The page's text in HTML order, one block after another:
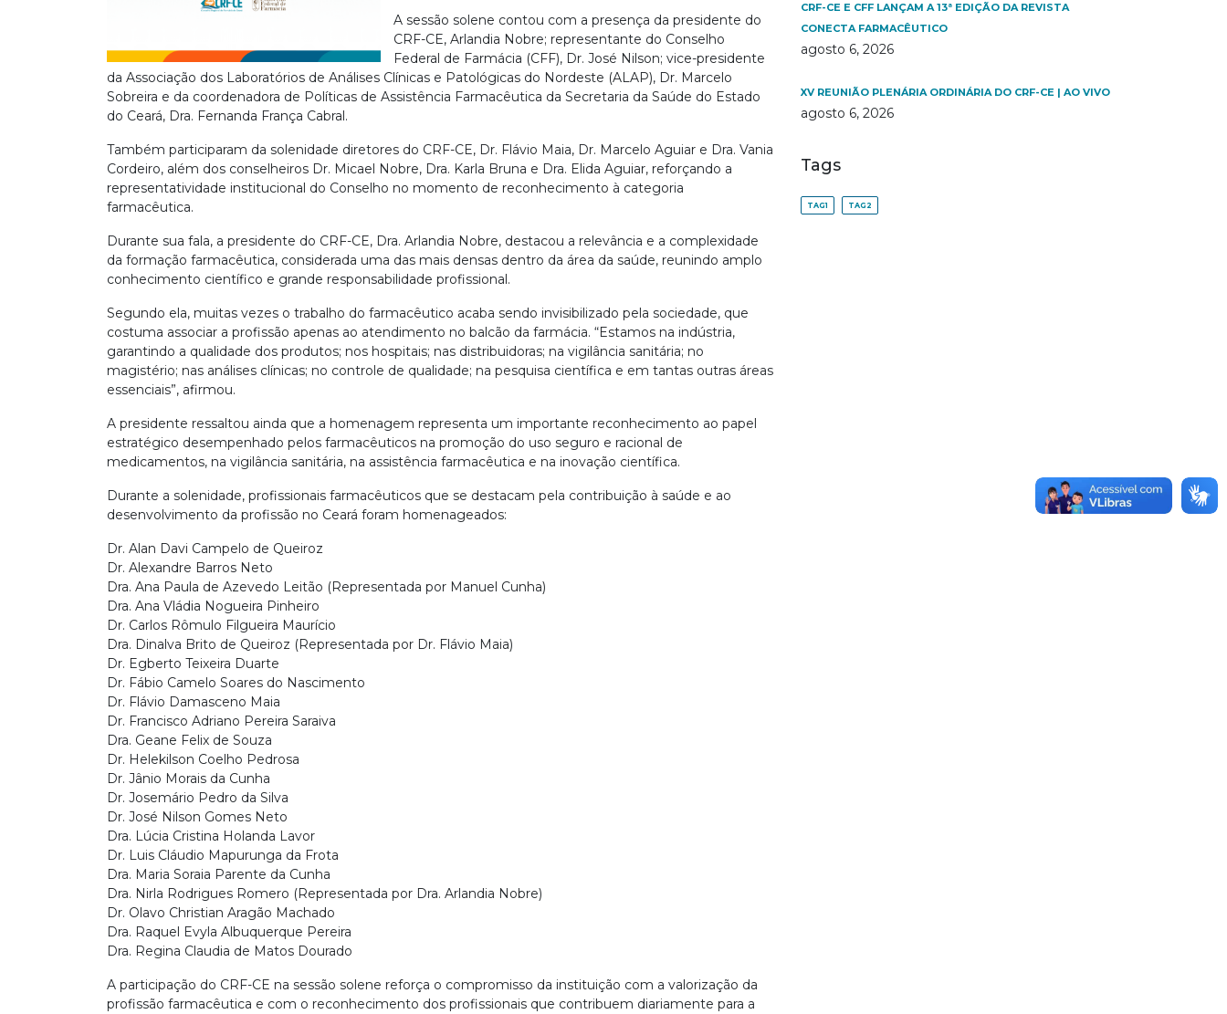
A sessão solene contou com a presença da presidente do
CRF-CE, Arlandia Nobre; representante do Conselho
Federal de Farmácia (CFF), Dr. José Nilson; vice-presidente
da Associação dos Laboratórios de Análises Clínicas e Patológicas do Nordeste (ALAP), Dr. Marcelo
Sobreira e da coordenadora de Políticas de Assistência Farmacêutica da Secretaria da Saúde do Estado
do Ceará, Dra. Fernanda França Cabral.
Também participaram da solenidade diretores do CRF-CE, Dr. Flávio Maia, Dr. Marcelo Aguiar e Dra. Vania
Cordeiro, além dos conselheiros Dr. Micael Nobre, Dra. Karla Bruna e Dra. Elida Aguiar, reforçando a
representatividade institucional do Conselho no momento de reconhecimento à categoria
farmacêutica.
Durante sua fala, a presidente do CRF-CE, Dra. Arlandia Nobre, destacou a relevância e a complexidade
da formação farmacêutica, considerada uma das mais densas dentro da área da saúde, reunindo amplo
conhecimento científico e grande responsabilidade profissional.
Segundo ela, muitas vezes o trabalho do farmacêutico acaba sendo invisibilizado pela sociedade, que
costuma associar a profissão apenas ao atendimento no balcão da farmácia. “Estamos na indústria,
garantindo a qualidade dos produtos; nos hospitais; nas distribuidoras; na vigilância sanitária; no
magistério; nas análises clínicas; no controle de qualidade; na pesquisa científica e em tantas outras áreas
essenciais”, afirmou.
A presidente ressaltou ainda que a homenagem representa um importante reconhecimento ao papel
estratégico desempenhado pelos farmacêuticos na promoção do uso seguro e racional de
medicamentos, na vigilância sanitária, na assistência farmacêutica e na inovação científica.
Durante a solenidade, profissionais farmacêuticos que se destacam pela contribuição à saúde e ao
desenvolvimento da profissão no Ceará foram homenageados:
Dr. Alan Davi Campelo de Queiroz
Dr. Alexandre Barros Neto
Dra. Ana Paula de Azevedo Leitão (Representada por Manuel Cunha)
Dra. Ana Vládia Nogueira Pinheiro
Dr. Carlos Rômulo Filgueira Maurício
Dra. Dinalva Brito de Queiroz (Representada por Dr. Flávio Maia)
Dr. Egberto Teixeira Duarte
Dr. Fábio Camelo Soares do Nascimento
Dr. Flávio Damasceno Maia
Dr. Francisco Adriano Pereira Saraiva
Dra. Geane Felix de Souza
Dr. Helekilson Coelho Pedrosa
Dr. Jânio Morais da Cunha
Dr. Josemário Pedro da Silva
Dr. José Nilson Gomes Neto
Dra. Lúcia Cristina Holanda Lavor
Dr. Luis Cláudio Mapurunga da Frota
Dra. Maria Soraia Parente da Cunha
Dra. Nirla Rodrigues Romero (Representada por Dra. Arlandia Nobre)
Dr. Olavo Christian Aragão Machado
Dra. Raquel Evyla Albuquerque Pereira
Dra. Regina Claudia de Matos Dourado
A participação do CRF-CE na sessão solene reforça o compromisso da instituição com a valorização da
profissão farmacêutica e com o reconhecimento dos profissionais que contribuem diariamente para a
CRF-CE E CFF LANÇAM A 13ª EDIÇÃO DA REVISTA
CONECTA FARMACÊUTICO
agosto 6, 2026
XV REUNIÃO PLENÁRIA ORDINÁRIA DO CRF-CE | AO VIVO
agosto 6, 2026
Tags
TAG1 TAG2